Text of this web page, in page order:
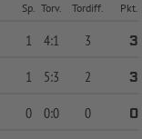
Sp. Torv. Tordiff. Pkt.
1 4:1 3
3
1 5:3 2
3
0 0:0 0
0